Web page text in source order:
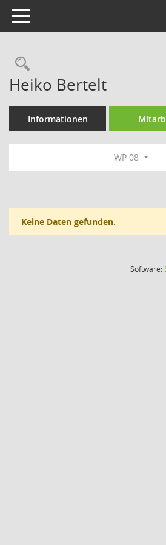
Toggle navigation
Rechercheauswahl
Heiko Bertelt
Informationen
WP 08
Keine Daten gefunden.
Software: